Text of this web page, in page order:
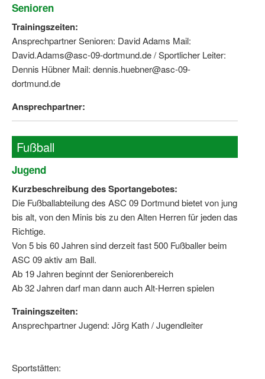
Senioren
Trainingszeiten:
Ansprechpartner Senioren: David Adams Mail:
David.Adams@asc-09-dortmund.de / Sportlicher Leiter:
Dennis Hübner Mail: dennis.huebner@asc-09-
dortmund.de
Ansprechpartner:
Fußball
Jugend
Kurzbeschreibung des Sportangebotes:
Die Fußballabteilung des ASC 09 Dortmund bietet von jung
bis alt, von den Minis bis zu den Alten Herren für jeden das
Richtige.
Von 5 bis 60 Jahren sind derzeit fast 500 Fußballer beim
ASC 09 aktiv am Ball.
Ab 19 Jahren beginnt der Seniorenbereich
Ab 32 Jahren darf man dann auch Alt-Herren spielen
Trainingszeiten:
Ansprechpartner Jugend: Jörg Kath / Jugendleiter
Sportstätten: